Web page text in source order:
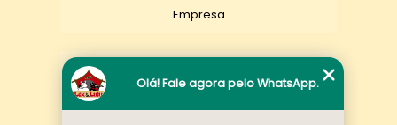
Empresa
Olá! Fale agora pelo WhatsApp.